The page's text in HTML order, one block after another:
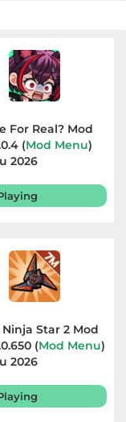
For Real? Mod
(Mod Menu)
2026
Star 2 Mod
(Mod Menu)
2026